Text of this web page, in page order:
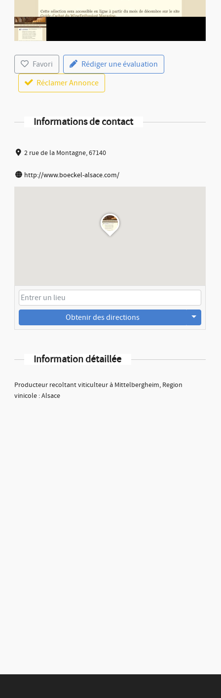
Favori
Rédiger une évaluation
Réclamer Annonce
Informations de contact
2 rue de la Montagne, 67140
http://www.boeckel-alsace.com/
Obtenir des directions
Information détaillée
Producteur recoltant viticulteur à Mittelbergheim, Region
vinicole : Alsace